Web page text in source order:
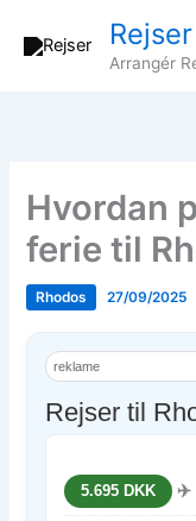
Rejser
Arrangér
Hvordan
ferie til
Rhodos 27/09/2025
reklame
Rejser til
5.695 DKK ✈️